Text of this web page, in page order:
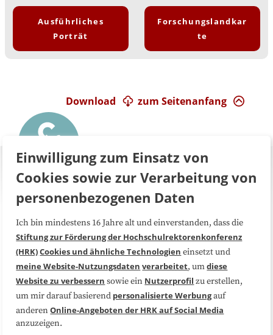
Ausführliches
Porträt
Forschungslandkar
te
zum Seitenanfang
Download
Über uns FAQ
Medienarbeit Kooperationen
Datenschutzerklärung Impressum
Sitemap
Einwilligung zum Einsatz von
Cookies sowie zur Verarbeitung von
personenbezogenen Daten
Ich bin mindestens 16 Jahre alt und einverstanden, dass die
Stiftung zur Förderung der Hochschulrektorenkonferenz
(HRK)Cookies und ähnliche Technologien einsetzt und
meine Website-Nutzungsdaten verarbeitet, umdiese
Website zu verbessern sowie ein Nutzerprofil zu erstellen,
um mir darauf basierend personalisierte Werbungauf
anderenOnline-Angeboten der HRK auf Social Media
anzuzeigen.